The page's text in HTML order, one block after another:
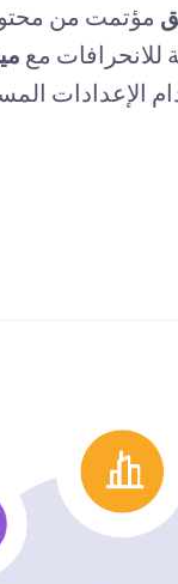
مؤتمت من
للانحرافات مع
الإعدادات